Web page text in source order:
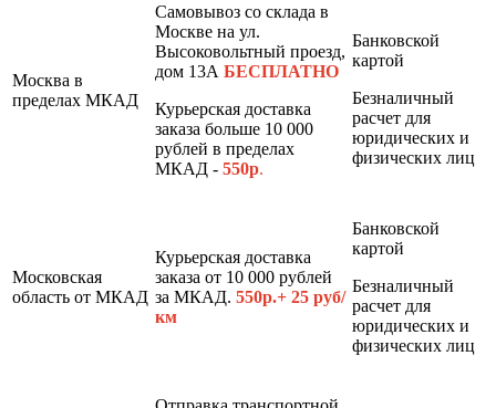
Москва в
пределах МКАД
Самовывоз со склада в
Москве на ул.
Высоковольтный проезд,
дом 13А БЕСПЛАТНО
Курьерская доставка
заказа больше 10 000
рублей в пределах
МКАД - 550р.
Банковской
картой
Безналичный
расчет для
юридических и
физических лиц
Московская
область от МКАД
Курьерская доставка
заказа от 10 000 рублей
за МКАД. 550р.+ 25 руб/
км
Банковской
картой
Безналичный
расчет для
юридических и
физических лиц